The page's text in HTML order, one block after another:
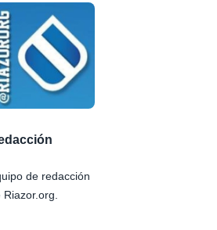
de redacción
Riazor.org.